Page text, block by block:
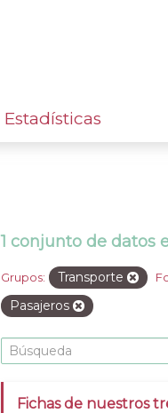
Estadísticas
1 conjunto de datos
Grupos: Transporte
Pasajeros
Fichas de nuestros